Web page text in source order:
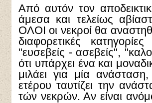
Από αυτόν τον
άμεσα και τελείως
ΟΛΟΙ οι νεκροί θα
διαφορετικές
"ευσεβείς - ασεβείς",
ότι υπάρχει ένα και
μιλάει για μία
ετέρου ταυτίζει την
τών νεκρών. Αν είναι